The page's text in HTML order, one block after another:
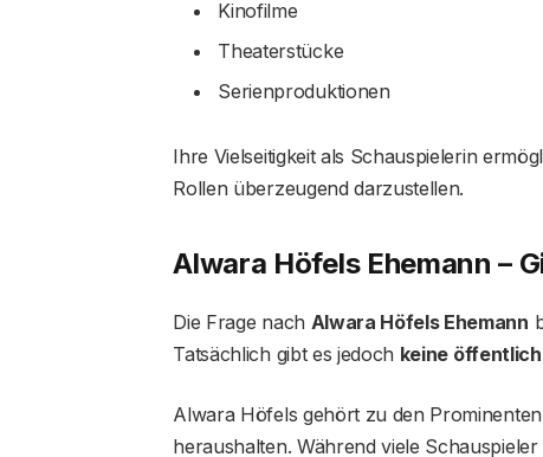
Kinofilme
Theaterstücke
Serienproduktionen
Ihre Vielseitigkeit als Schauspielerin
Rollen überzeugend darzustellen.
Alwara Höfels Ehemann –
Die Frage nach Alwara Höfels Ehemann
Tatsächlich gibt es jedoch keine
Alwara Höfels gehört zu den
heraushalten. Während viele